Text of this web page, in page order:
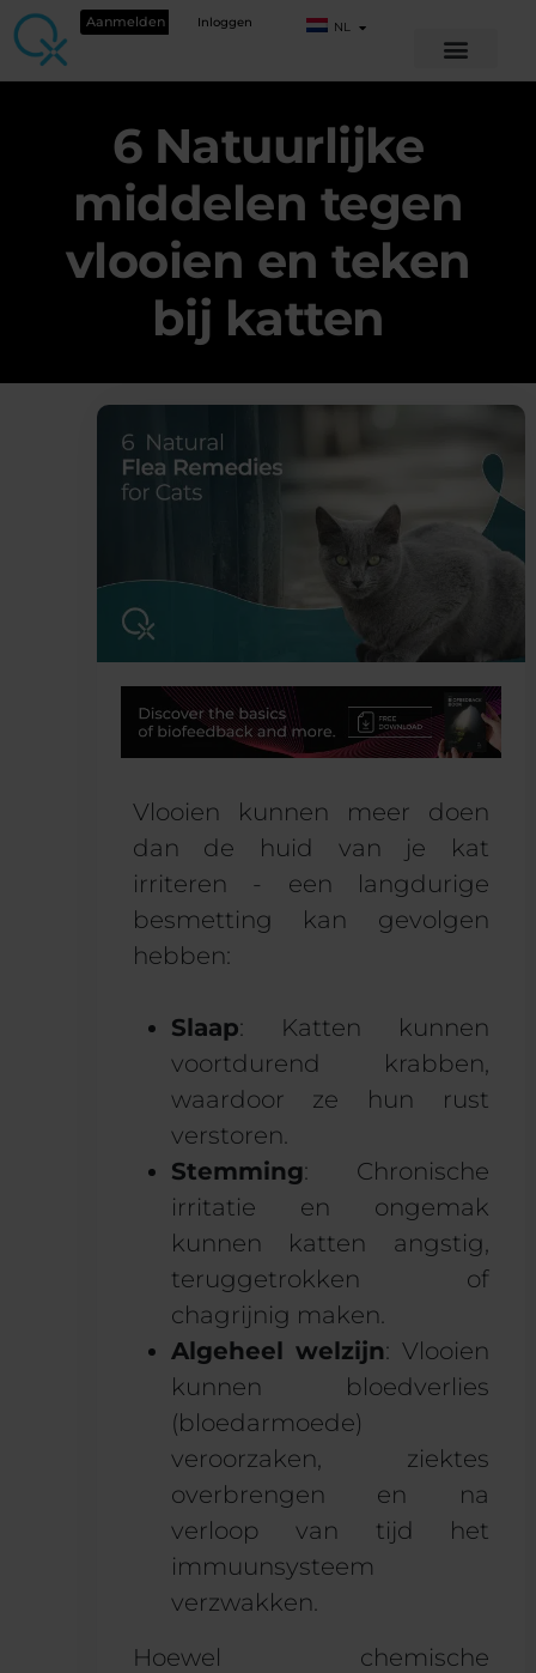
Aanmelden Inloggen NL
6 Natuurlijke
middelen tegen
vlooien en teken
bij katten
Vlooien kunnen meer doen
dan de huid van je kat
irriteren - een langdurige
besmetting kan gevolgen
hebben:
Slaap: Katten kunnen
voortdurend krabben,
waardoor ze hun rust
verstoren.
Stemming: Chronische
irritatie en ongemak
kunnen katten angstig,
teruggetrokken of
chagrijnig maken.
Algeheel welzijn: Vlooien
kunnen bloedverlies
(bloedarmoede)
veroorzaken, ziektes
overbrengen en na
verloop van tijd het
immuunsysteem
verzwakken.
Hoewel chemische